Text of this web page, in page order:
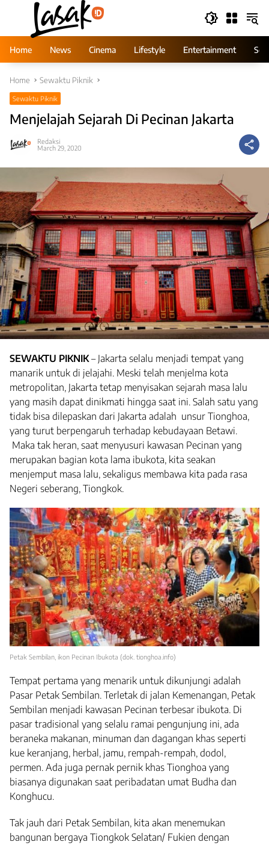
Home
News Cinema Lifestyle Entertainment
Home Sewaktu Piknik
Sewaktu Piknik
Menjelajah Sejarah Di Pecinan Jakarta
Redaksi
March 29, 2020
SEWAKTU PIKNIK – Jakarta selalu menjadi tempat yang
manarik untuk di jelajahi. Meski telah menjelma kota
metropolitan, Jakarta tetap menyisakan sejarah masa lalu
yang masih dapat dinikmati hingga saat ini. Salah satu yang
tidak bisa dilepaskan dari Jakarta adalah unsur Tionghoa,
yang turut berpengaruh terhadap kebudayaan Betawi.
Maka tak heran, saat menyusuri kawasan Pecinan yang
merupakan bagian kota lama ibukota, kita seakan
menjemput masa lalu, sekaligus membawa kita pada rasa
Negeri seberang, Tiongkok.
Petak Sembilan, ikon Pecinan Ibukota (dok. tionghoa.info)
Tempat pertama yang menarik untuk dikunjungi adalah
Pasar Petak Sembilan. Terletak di jalan Kemenangan, Petak
Sembilan menjadi kawasan Pecinan terbesar ibukota. Di
pasar tradisional yang selalu ramai pengunjung ini, ada
beraneka makanan, minuman dan dagangan khas seperti
kue keranjang, herbal, jamu, rempah-rempah, dodol,
permen. Ada juga pernak pernik khas Tionghoa yang
biasanya digunakan saat peribadatan umat Budha dan
Konghucu.
Tak jauh dari Petak Sembilan, kita akan menemukan
bangunan bergaya Tiongkok Selatan/ Fukien dengan